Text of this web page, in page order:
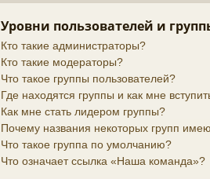
Уровни пользователей и
Кто такие администраторы?
Кто такие модераторы?
Что такое группы пользователей?
Где находятся группы и как мне
Как мне стать лидером группы?
Почему названия некоторых групп
Что такое группа по умолчанию?
Что означает ссылка «Наша команда»?